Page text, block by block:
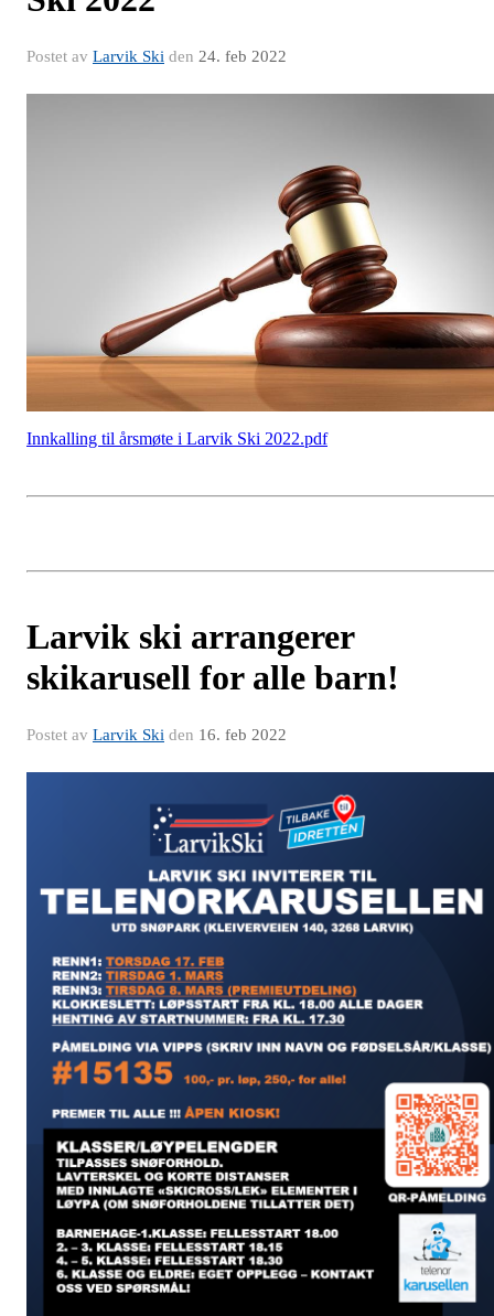
Postet av Larvik Ski den 24. feb 2022
Innkalling til årsmøte i Larvik Ski 2022.pdf
Larvik ski arrangerer
skikarusell for alle barn!
Postet av Larvik Ski den 16. feb 2022